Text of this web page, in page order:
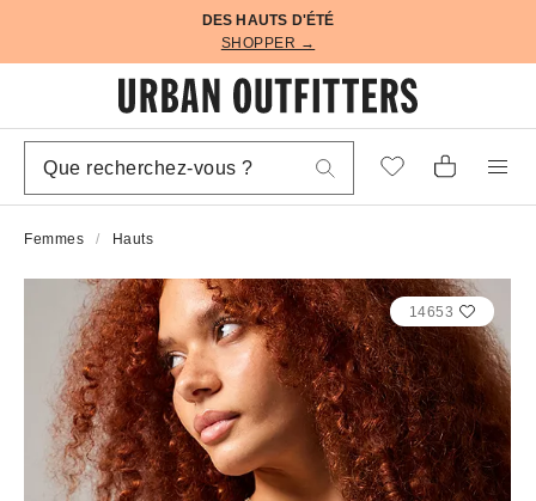
DES HAUTS D'ÉTÉ
SHOPPER →
Femmes Hauts
14653